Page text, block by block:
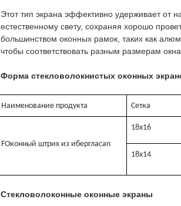
Этот тип экрана эффективно удерживает от
естественному свету, сохраняя хорошо
большинством оконных рамок, таких как
чтобы соответствовать разным размерам окна.
Форма стекловолокнистых оконных
Наименование продукта Сетка
FОконный штрих из ибергласаn
18х16
18х14
Стекловолоконные оконные экраны